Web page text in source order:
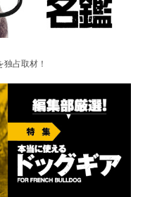
占取材！